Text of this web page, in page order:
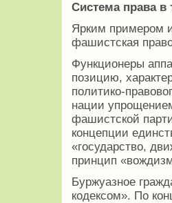
Система права в
Ярким примером
фашистская
Функционеры
позицию,
политико-
нации
фашистской
концепции
«государство,
принцип
Буржуазное
кодексом». По